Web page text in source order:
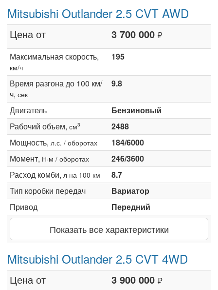
Mitsubishi Outlander 2.5 CVT AWD
Цена от 3 700 000 ₽
Максимальная скорость,
км/ч
195
Время разгона до 100 км/
ч, сек
9.8
Двигатель
Бензиновый
Рабочий объем, см3
2488
Мощность, л.с. / оборотах
184/6000
Момент, Н·м / оборотах
246/3600
Расход комби, л на 100 км
8.7
Тип коробки передач
Вариатор
Привод
Передний
Показать все характеристики
Mitsubishi Outlander 2.5 CVT 4WD
Цена от 3 900 000 ₽